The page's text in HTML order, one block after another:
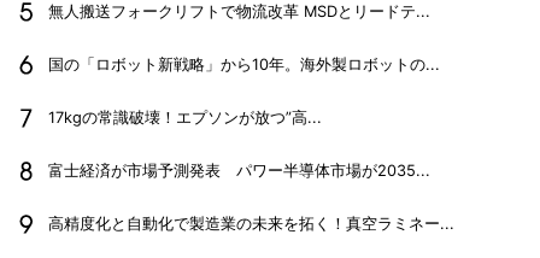
無人搬送フォークリフトで物流改革 MSDとリードテ...
国の「ロボット新戦略」から10年。海外製ロボットの...
17kgの常識破壊！エプソンが放つ”高...
富士経済が市場予測発表 パワー半導体市場が2035...
高精度化と自動化で製造業の未来を拓く！真空ラミネー...